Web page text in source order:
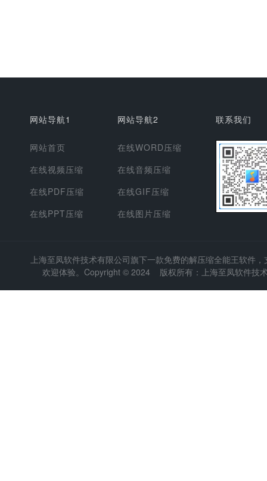
网站导航1
网站首页
在线视频压缩
在线PDF压缩
在线PPT压缩
网站导航2
在线WORD压缩
在线音频压缩
在线GIF压缩
在线图片压缩
联系我们
上海至凤软件技术有限公司旗下一款免费的解压缩全能王软件
欢迎体验。Copyright © 2024 版权所有：上海至凤软件技